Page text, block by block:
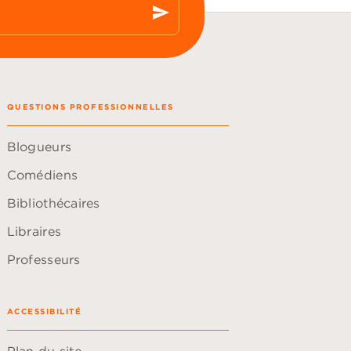
send
QUESTIONS PROFESSIONNELLES
Blogueurs
Comédiens
Bibliothécaires
Libraires
Professeurs
ACCESSIBILITÉ